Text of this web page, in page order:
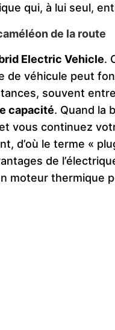
qui, à lui seul,
de la route
Electric Vehicle.
de véhicule peut
souvent
capacité. Quand la
vous continuez
d’où le terme «
de
moteur thermique